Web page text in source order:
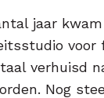
jaar
verhuisd
Nog